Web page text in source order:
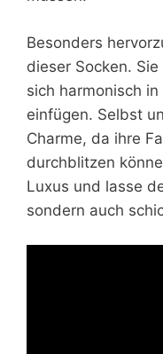
Besonders
dieser Socken.
sich harmonisch
einfügen. Selbst
Charme, da ihre
durchblitzen
Luxus und lasse
sondern auch